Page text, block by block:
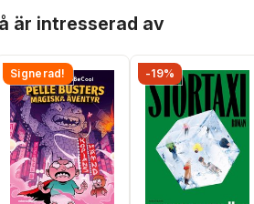
är intresserad av
Signerad! -19%